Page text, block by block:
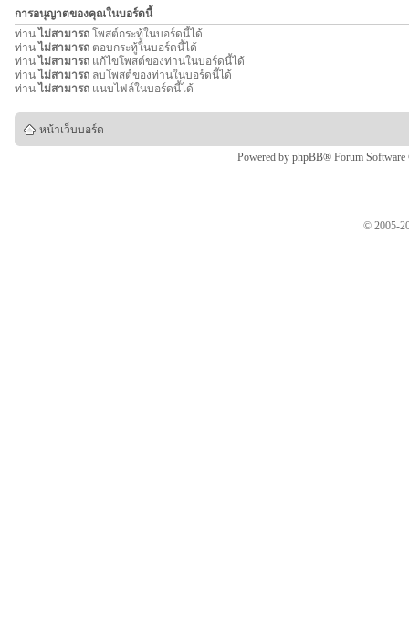
การอนุญาตของคุณในบอร์ดนี้
ท่าน ไม่สามารถ โพสต์กระทู้ในบอร์ดนี้ได้
ท่าน ไม่สามารถ ตอบกระทู้ในบอร์ดนี้ได้
ท่าน ไม่สามารถ แก้ไขโพสต์ของท่านในบอร์ดนี้ได้
ท่าน ไม่สามารถ ลบโพสต์ของท่านในบอร์ดนี้ได้
ท่าน ไม่สามารถ แนบไฟล์ในบอร์ดนี้ได้
หน้าเว็บบอร์ด
Powered by phpBB® Forum
© 2005-